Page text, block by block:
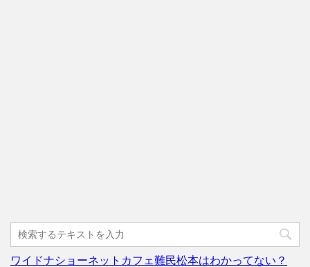
ワイドナショーネットカフェ難民松本はわかってない？